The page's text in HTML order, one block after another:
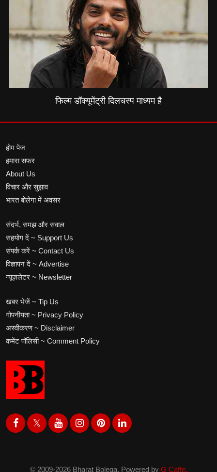
फिल्म डॉक्यूमेंट्री दिलचस्प माध्यम है
होम पेज
हमारा सफर
About Us
विचार और सुझाव
भारत बोलेगा में अवसर
संदर्भ, समझ और सवाल
सहयोग दें ~ Support Us
संपर्क करें ~ Contact Us
विज्ञापन दें ~ Advertise
न्यूज़लेटर ~ Newsletter
खबर भेजें ~ Tip Us
गोपनीयता ~ Privacy Policy
अस्वीकरण ~ Disclaimer
कमेंट पॉलिसी ~ Comment Policy
© 2009-2026 Bharat Bolega. Powered by G Caffe.